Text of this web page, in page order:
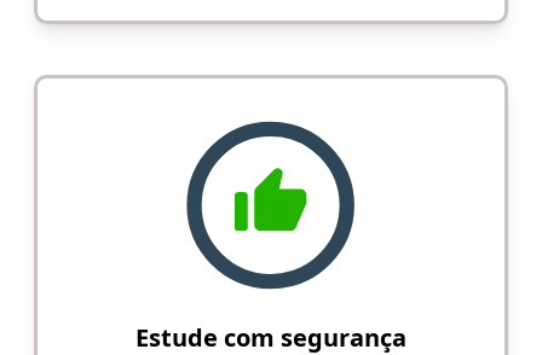
Estude com segurança